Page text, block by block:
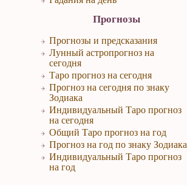
Прогнозы
Прогнозы и предсказания
Лунный астропрогноз на
сегодня
Таро прогноз на сегодня
Прогноз на сегодня по знаку
Зодиака
Индивидуальный Таро прогноз
на сегодня
Общий Таро прогноз на год
Прогноз на год по знаку Зодиака
Индивидуальный Таро прогноз
на год